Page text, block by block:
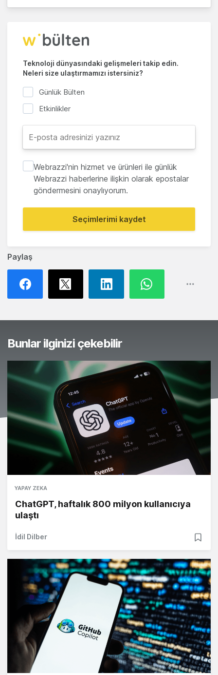
Paylaş
Teknoloji dünyasındaki gelişmeleri takip edin.
Neleri size ulaştırmamızı istersiniz?
Günlük Bülten
Etkinlikler
Webrazzi'nin hizmet ve ürünleri ile günlük
Webrazzi haberlerine ilişkin olarak epostalar
göndermesini onaylıyorum.
Seçimlerimi kaydet
Bunlar ilginizi çekebilir
YAPAY ZEKA
ChatGPT, haftalık 800 milyon kullanıcıya
ulaştı
İdil Dilber